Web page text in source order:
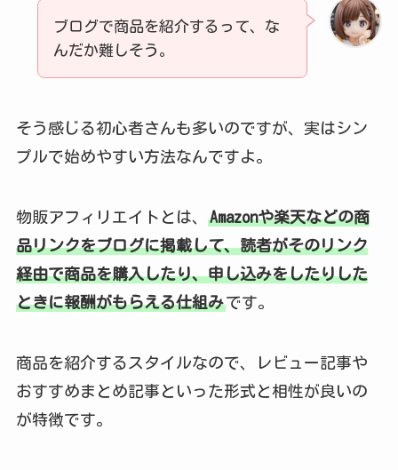
ブログで商品を紹介するって、な
んだか難しそう。
そう感じる初心者さんも多いのですが、実はシン
プルで始めやすい方法なんですよ。
物販アフィリエイトとは、
Amazonや楽天などの商
品リンクをブログに掲載して、読者がそのリンク
経由で商品を購入したり、申し込みをしたりした
ときに報酬がもらえる仕組みです。
商品を紹介するスタイルなので、レビュー記事や
おすすめまとめ記事といった形式と相性が良いの
が特徴です。